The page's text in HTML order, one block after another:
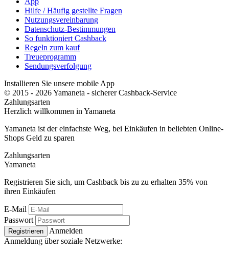
Hilfe / Häufig gestellte Fragen
Nutzungsvereinbarung
Datenschutz-Bestimmungen
So funktioniert Cashback
Regeln zum kauf
Treueprogramm
Sendungsverfolgung
Installieren Sie unsere mobile App
© 2015 - 2026 Yamaneta - sicherer Cashback-Service
Zahlungsarten
Herzlich willkommen in Yamaneta
Yamaneta ist der einfachste Weg, bei Einkäufen in beliebten Online-
Shops Geld zu sparen
Zahlungsarten
Yamaneta
Registrieren Sie sich, um Cashback bis zu zu erhalten 35% von
ihren Einkäufen
E-Mail
Passwort
Registrieren
Anmelden
Anmeldung über soziale Netzwerke: